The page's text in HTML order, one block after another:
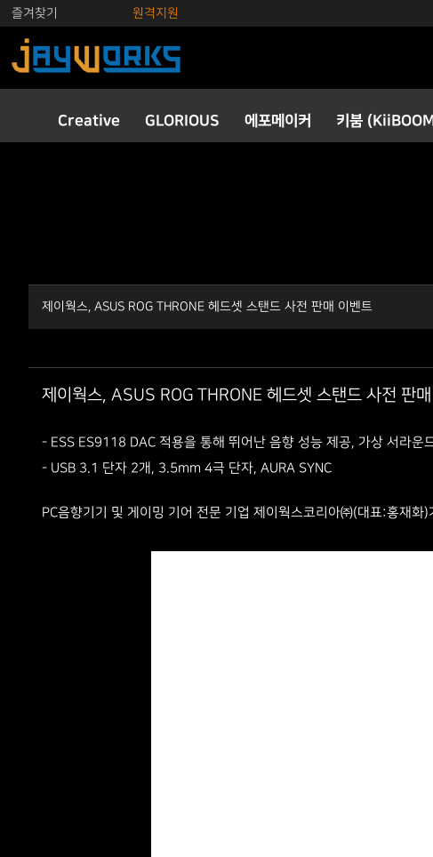
즐겨찾기 원격지원
Creative GLORIOUS 에포메이커 키붐
제이웍스, ASUS ROG THRONE 헤드셋 스탠드 사전 판매 이벤트
제이웍스, ASUS ROG THRONE 헤드셋 스탠드 사전 판
- ESS ES9118 DAC 적용을 통해 뛰어난 음향 성능 제공, 가상 서라운
- USB 3.1 단자 2개, 3.5mm 4극 단자, AURA SYNC
PC음향기기 및 게이밍 기어 전문 기업 제이웍스코리아㈜(대표:홍재